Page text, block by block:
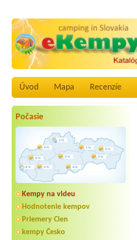
Úvod Mapa Recenzíe
Počasie
Kempy na videu
Hodnotenie kempov
Priemery Cien
kempy Česko